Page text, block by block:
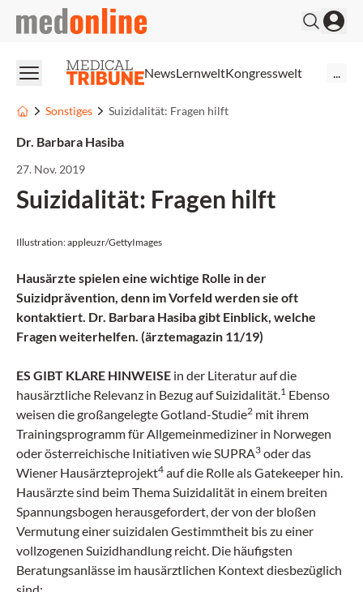
medonline
NewsLernweltKongresswelt
Sonstiges Suizidalität: Fragen hilft
Dr. Barbara Hasiba
27. Nov. 2019
Suizidalität: Fragen hilft
Illustration: appleuzr/GettyImages
Hausärzte spielen eine wichtige Rolle in der
Suizidprävention, denn im Vorfeld werden sie oft
kontaktiert. Dr. Barbara Hasiba gibt Einblick, welche
Fragen weiterhelfen. (ärztemagazin 11/19)
ES GIBT KLARE HINWEISE in der Literatur auf die
hausärztliche Relevanz in Bezug auf Suizidalität.1 Ebenso
weisen die großangelegte Gotland-Studie2 mit ihrem
Trainingsprogramm für Allgemeinmediziner in Norwegen
oder österreichische Initiativen wie SUPRA3 oder das
Wiener Hausärzteprojekt4 auf die Rolle als Gatekeeper hin.
Hausärzte sind beim Thema Suizidalität in einem breiten
Spannungsbogen herausgefordert, der von der bloßen
Vermutung einer suizidalen Gestimmtheit bis zu einer
vollzogenen Suizidhandlung reicht. Die häufigsten
Beratungsanlässe im hausärztlichen Kontext diesbezüglich